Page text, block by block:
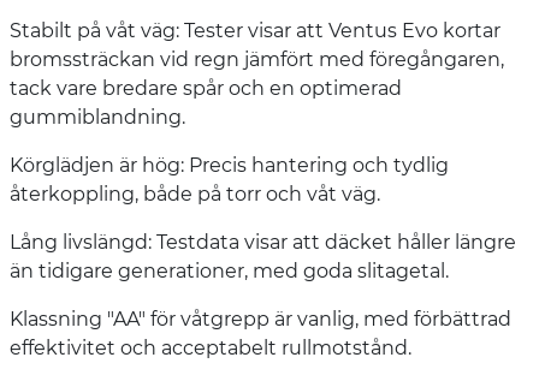
Stabilt på våt väg: Tester visar att Ventus Evo kortar
bromssträckan vid regn jämfört med föregångaren,
tack vare bredare spår och en optimerad
gummiblandning.
Körglädjen är hög: Precis hantering och tydlig
återkoppling, både på torr och våt väg.
Lång livslängd: Testdata visar att däcket håller längre
än tidigare generationer, med goda slitagetal.
Klassning "AA" för våtgrepp är vanlig, med förbättrad
effektivitet och acceptabelt rullmotstånd.